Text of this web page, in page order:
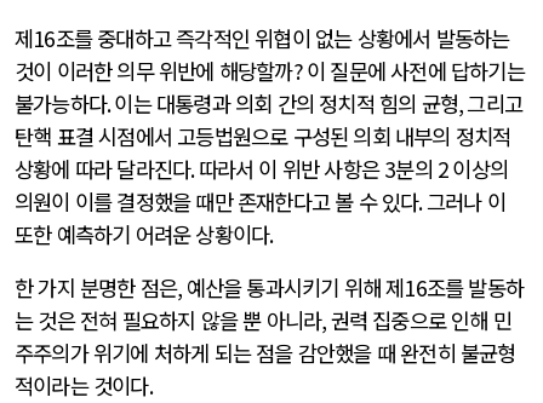
제16조를 중대하고 즉각적인 위협이 없는 상황에서 발동하는
것이 이러한 의무 위반에 해당할까?이 질문에 사전에 답하기는
불가능하다.이는 대통령과 의회 간의 정치적 힘의 균형,그리고
탄핵 표결 시점에서 고등법원으로 구성된 의회 내부의 정치적
상황에 따라 달라진다.따라서 이 위반 사항은3분의 2이상의
의원이 이를 결정했을 때만 존재한다고 볼 수 있다.그러나 이
또한 예측하기 어려운 상황이다.
한 가지 분명한 점은, 예산을 통과시키기 위해 제16조를 발동하
는 것은 전혀 필요하지 않을 뿐 아니라,권력 집중으로 인해 민
주주의가 위기에 처하게 되는 점을 감안했을 때 완전히 불균형
적이라는 것이다.